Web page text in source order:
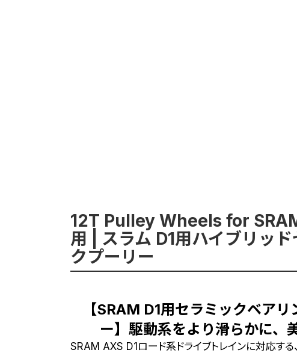
12T Pulley Wheels for
用 | スラム D1用ハイブリッド
クプーリー
【SRAM D1用セラミックベアリ
ー】駆動系をより滑らかに、
SRAM AXS D1ロード系ドライブトレインに対応する